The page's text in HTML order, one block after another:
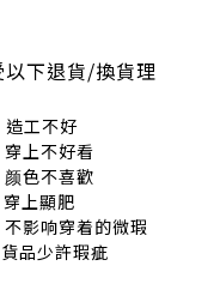
下退貨/換貨理
好
好看
喜歡
顯肥
着的微瑕
少許瑕疵